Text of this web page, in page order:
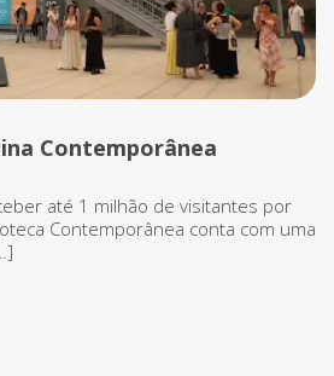
Contemporânea
até 1 milhão de visitantes por
Contemporânea conta com uma